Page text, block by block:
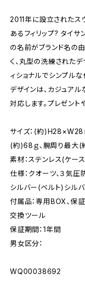
2011年に設立されたス
あるフィリップ? タイ
の名前がブランド名の
く、丸型の洗練された
ィショナルでシンプル
デザインは、カジュア
対応します。プレゼント
サイズ：(約
(約)68ｇ、腕周り最大(
素材：ステンレス(ケー
仕様：クオーツ、３気圧
シルバー(ベルト)シル
付属品：専用BOX、保
交換ツール
保証期間：1年間
男女区分：
WQ00038692